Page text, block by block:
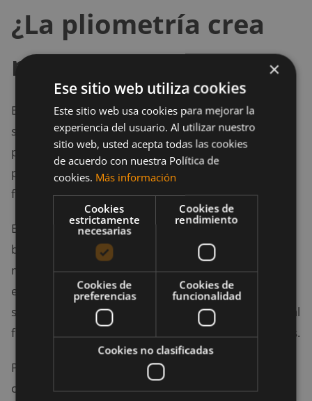
¿La pliometría crea
mejores futbolistas?
En este estudio se sustituyeron 2 sesiones de fútbol
semanales por 2 sesiones de entrenamiento
pliométrico para conocer si de esta manera se
podrían potenciar las cualidades atléticas del
futbolista y, consecuentemente, su rendimiento.
Existen ya algunos estudios que mencionan los
beneficios del entrenamiento pliométrico para
mejorar laexplosividaden algunas habilidades. Sin
embargo, a los entrenadores les interesa más saber
si la pliometría se puede aplicar de manera práctica al
fútbol y poder crear gracias a ella mejores futbolistas.
Por una parte se puede pensar que es más
conveniente realizar entrenamientos específicos del
×
Ese sitio web utiliza cookies
Este sitio web usa cookies para mejorar la
experiencia del usuario. Al utilizar nuestro
sitio web, usted acepta todas las cookies
de acuerdo con nuestra Política de
cookies. Más información
Cookies
estrictamente
necesarias
Cookies de
rendimiento
Cookies de
preferencias
Cookies de
funcionalidad
Cookies no clasificadas